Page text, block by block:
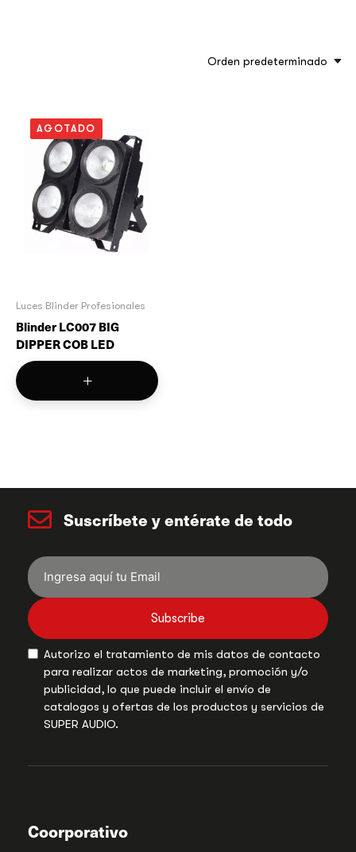
Orden predeterminado
AGOTADO
Luces Blinder Profesionales
Blinder LC007 BIG
DIPPER COB LED
Suscríbete y entérate de todo
Subscribe
Autorizo el tratamiento de mis datos de contacto
para realizar actos de marketing, promoción y/o
publicidad, lo que puede incluir el envío de
catalogos y ofertas de los productos y servicios de
SUPER AUDIO.
Coorporativo